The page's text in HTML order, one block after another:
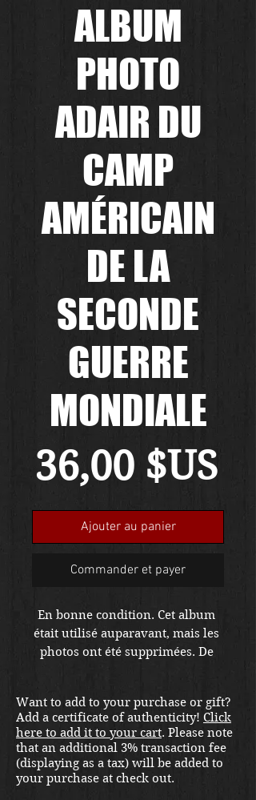
ALBUM
PHOTO
ADAIR DU
CAMP
AMÉRICAIN
DE LA
SECONDE
GUERRE
MONDIALE
36,00 $US
Ajouter au panier
Commander et payer
En bonne condition. Cet album
était utilisé auparavant, mais les
photos ont été supprimées. De
magnifiquement. L'histoire du
Camp Adair est particulière. La
ville a été rayée de la carte
pendant la guerre et transformée
en un gigantesque terrain de
Want to add to your purchase or gift?
Add a certificate of authenticity! Click
here to add it to your cart. Please note
that an additional 3% transaction fee
(displaying as a tax) will be added to
your purchase at check out.